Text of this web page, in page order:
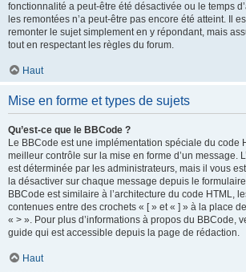
fonctionnalité a peut-être été désactivée ou le temps
les remontées n’a peut-être pas encore été atteint. Il
remonter le sujet simplement en y répondant, mais
tout en respectant les règles du forum.
Haut
Mise en forme et types de sujets
Qu’est-ce que le BBCode ?
Le BBCode est une implémentation spéciale du code
meilleur contrôle sur la mise en forme d’un message.
est déterminée par les administrateurs, mais il vous
la désactiver sur chaque message depuis le
BBCode est similaire à l’architecture du code HTML,
contenues entre des crochets « [ » et « ] » à la place
« > ». Pour plus d’informations à propos du BBCode,
guide qui est accessible depuis la page de rédaction.
Haut